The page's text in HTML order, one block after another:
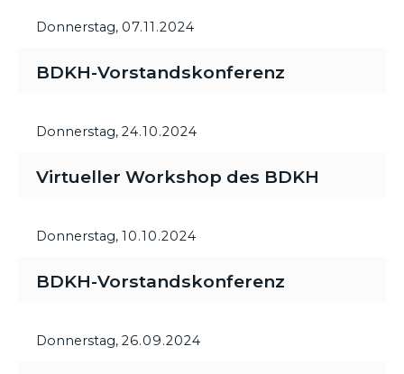
Donnerstag, 07.11.2024
BDKH-Vorstandskonferenz
Donnerstag, 24.10.2024
Virtueller Workshop des BDKH
Donnerstag, 10.10.2024
BDKH-Vorstandskonferenz
Donnerstag, 26.09.2024